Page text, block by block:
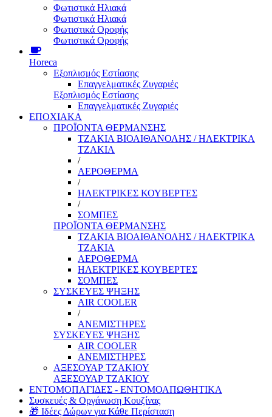
Φωτιστικά Ηλιακά
Φωτιστικά Ηλιακά
Φωτιστικά Οροφής
Φωτιστικά Οροφής
Horeca
Εξοπλισμός Εστίασης
Επαγγελματικές Ζυγαριές
Εξοπλισμός Εστίασης
Επαγγελματικές Ζυγαριές
ΕΠΟΧΙΑΚΑ
ΠΡΟΪΟΝΤΑ ΘΕΡΜΑΝΣΗΣ
ΤΖΑΚΙΑ ΒΙΟΑΙΘΑΝΟΛΗΣ / ΗΛΕΚΤΡΙΚΑ
ΤΖΑΚΙΑ
/
ΑΕΡΟΘΕΡΜΑ
/
ΗΛΕΚΤΡΙΚΕΣ ΚΟΥΒΕΡΤΕΣ
/
ΣΟΜΠΕΣ
ΠΡΟΪΟΝΤΑ ΘΕΡΜΑΝΣΗΣ
ΤΖΑΚΙΑ ΒΙΟΑΙΘΑΝΟΛΗΣ / ΗΛΕΚΤΡΙΚΑ
ΤΖΑΚΙΑ
ΑΕΡΟΘΕΡΜΑ
ΗΛΕΚΤΡΙΚΕΣ ΚΟΥΒΕΡΤΕΣ
ΣΟΜΠΕΣ
ΣΥΣΚΕΥΕΣ ΨΗΞΗΣ
AIR COOLER
/
ΑΝΕΜΙΣΤΗΡΕΣ
ΣΥΣΚΕΥΕΣ ΨΗΞΗΣ
AIR COOLER
ΑΝΕΜΙΣΤΗΡΕΣ
ΑΞΕΣΟΥΑΡ ΤΖΑΚΙΟΥ
ΑΞΕΣΟΥΑΡ ΤΖΑΚΙΟΥ
ΕΝΤΟΜΟΠΑΓΙΔΕΣ - ΕΝΤΟΜΟΑΠΩΘΗΤΙΚΑ
Συσκευές & Οργάνωση Κουζίνας
🎁 Ιδέες Δώρων για Κάθε Περίσταση